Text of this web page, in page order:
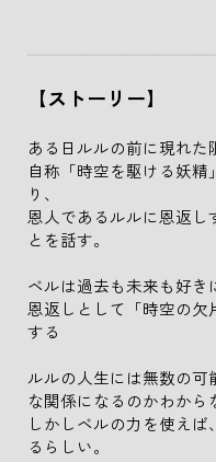
【ストーリー】
ある日ルルの前に現れた
自称「時空を駆ける妖
り、
恩人であるルルに恩返し
とを話す。
ベルは過去も未来も好き
恩返しとして「時空の
する
ルルの人生には無数の可
な関係になるのかわから
しかしベルの力を使え
るらしい。